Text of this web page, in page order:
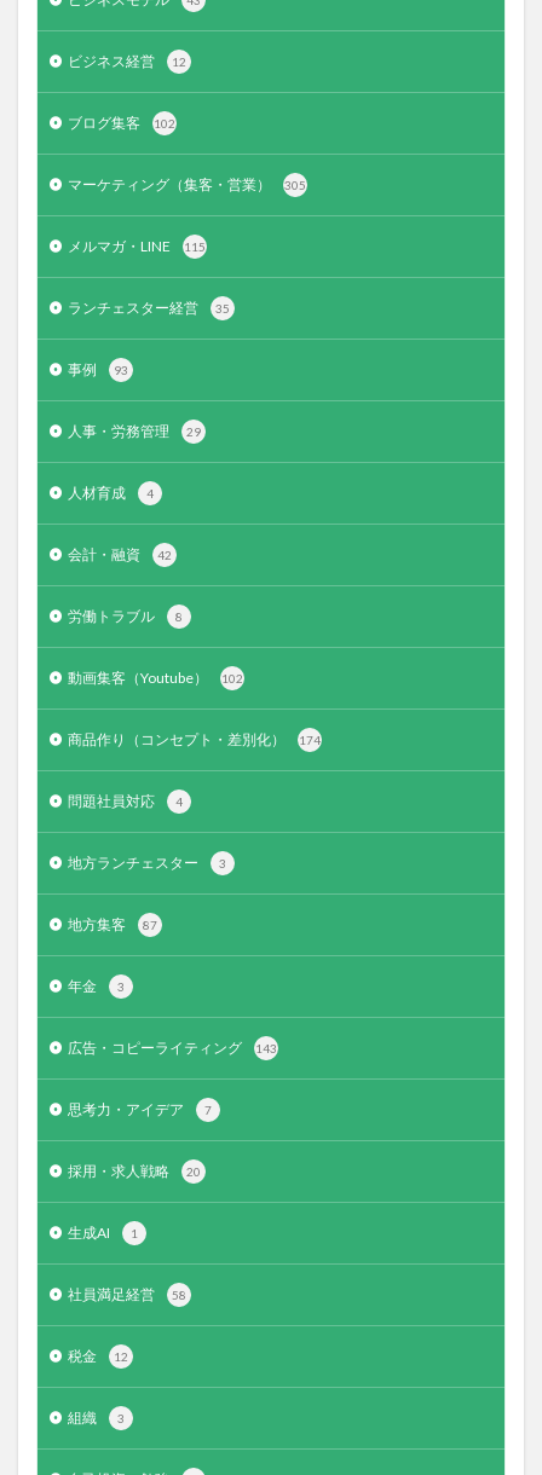
ビジネス経営 12
ブログ集客 102
マーケティング（集客・営業） 305
メルマガ・LINE 115
ランチェスター経営 35
事例 93
人事・労務管理 29
人材育成 4
会計・融資 42
労働トラブル 8
動画集客（Youtube） 102
商品作り（コンセプト・差別化） 174
問題社員対応 4
地方ランチェスター 3
地方集客 87
年金 3
広告・コピーライティング 143
思考力・アイデア 7
採用・求人戦略 20
生成AI 1
社員満足経営 58
税金 12
組織 3